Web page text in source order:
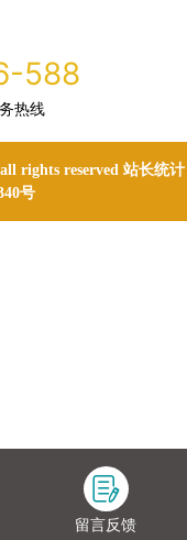
588
热线
rights reserved 站长统计
号
留言反馈